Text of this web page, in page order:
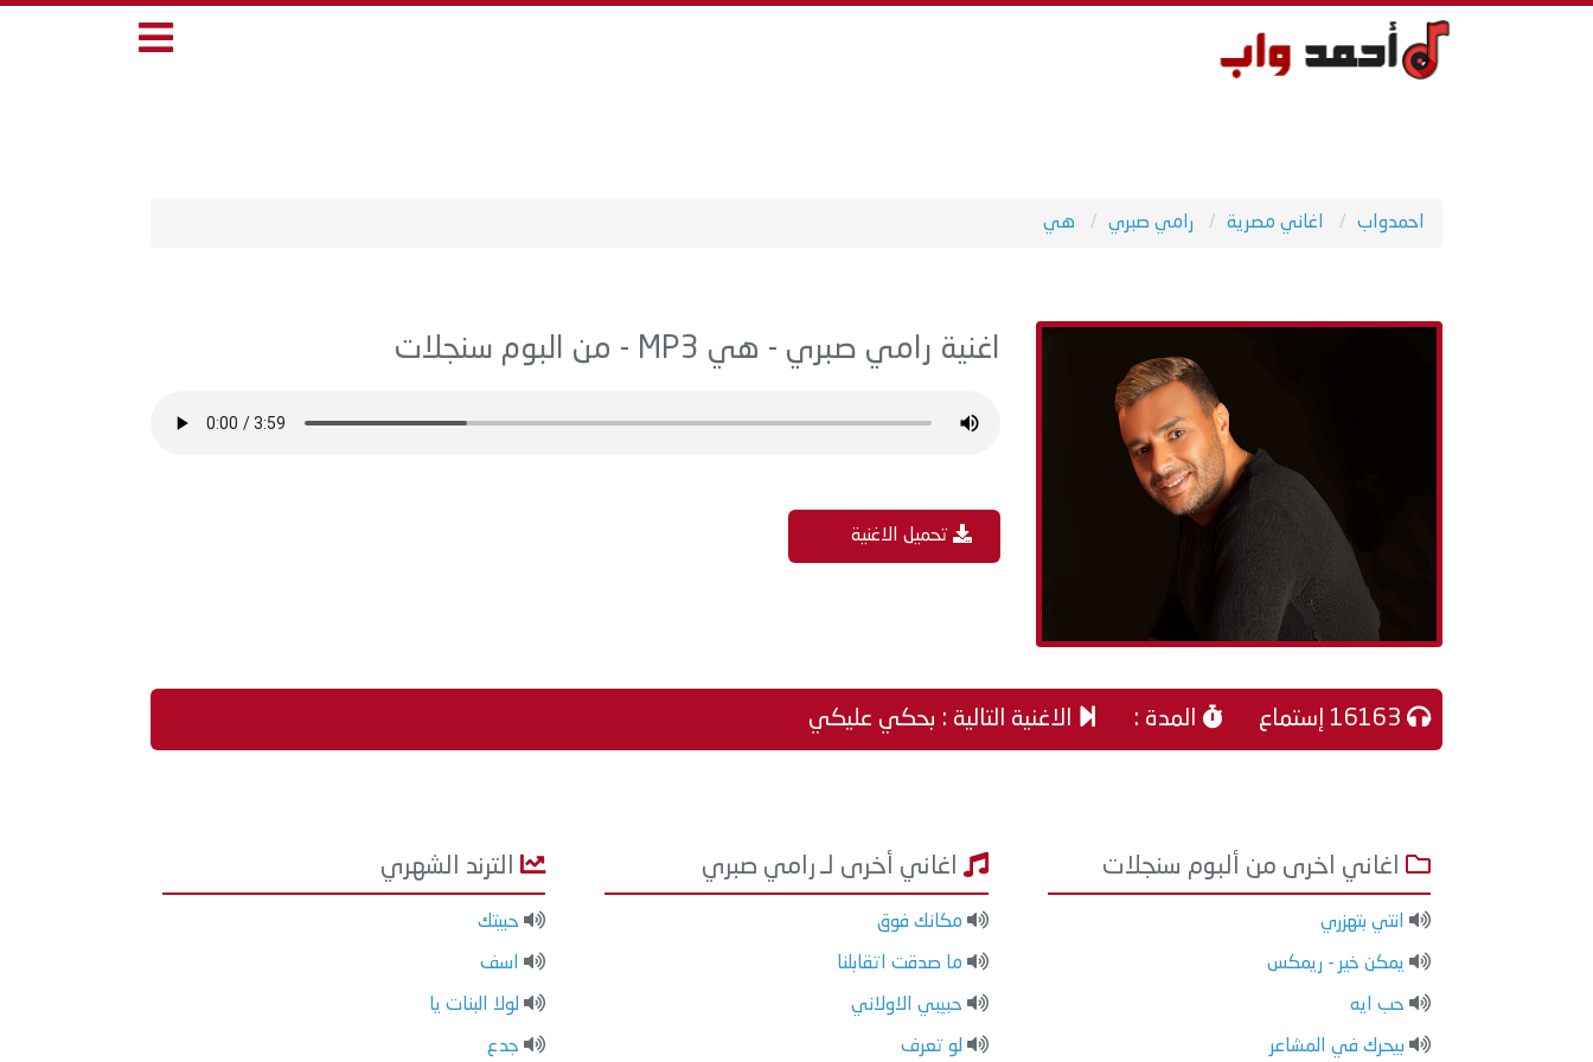
احمدواب اغاني مصرية رامي صبري هي
اغنية رامي صبري - هي MP3 - من البوم سنجلات
تحميل الاغنية
المدة : الاغنية التالية : بحكي عليكي
اغاني اخرى من ألبوم سنجلات
انتي بتهزري
يمكن خير - ريمكس
حب ايه
بيحرك في المشاعر
اغاني أخرى لـ رامي صبري
مكانك فوق
ما صدقت اتقابلنا
حبيبي الاولاني
لو تعرف
الترند الشهري
حبيتك
اسف
لولا البنات يا
جدع